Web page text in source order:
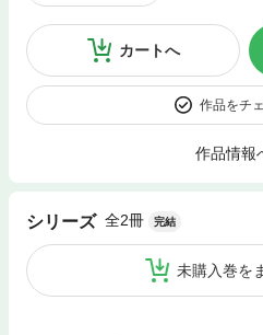
カートへ
作品をチ
作品情報
シリーズ 全2冊 完結
未購入巻を